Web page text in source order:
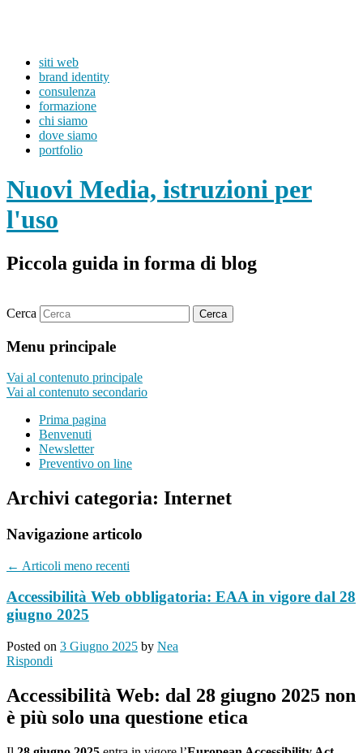
siti web
brand identity
consulenza
formazione
chi siamo
dove siamo
portfolio
Nuovi Media, istruzioni per
l'uso
Piccola guida in forma di blog
Cerca
Menu principale
Vai al contenuto principale
Vai al contenuto secondario
Prima pagina
Benvenuti
Newsletter
Preventivo on line
Archivi categoria: Internet
Navigazione articolo
← Articoli meno recenti
Accessibilità Web obbligatoria: EAA in vigore dal 28
giugno 2025
Posted on 3 Giugno 2025 by Nea
Rispondi
Accessibilità Web: dal 28 giugno 2025 non
è più solo una questione etica